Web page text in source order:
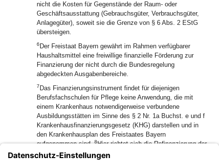
nicht die Kosten für Gegenstände der Raum‑ oder
Geschäftsausstattung (Gebrauchsgüter, Verbrauchsgüter,
Anlagegüter), soweit sie die Grenze von § 6 Abs. 2 EStG
übersteigen.
6 Der Freistaat Bayern gewährt im Rahmen verfügbarer
Haushaltsmittel eine freiwillige finanzielle Förderung zur
Finanzierung der nicht durch die Bundesregelung
abgedeckten Ausgabenbereiche.
7 Das Finanzierungsinstrument findet für diejenigen
Berufsfachschulen für Pflege keine Anwendung, die mit
einem Krankenhaus notwendigerweise verbundene
Ausbildungsstätten im Sinne des § 2 Nr. 1a Buchst. e und f
Krankenhausfinanzierungsgesetz (KHG) darstellen und in
den Krankenhausplan des Freistaates Bayern
aufgenommen sind.8Hier richtet sich die Refinanzierung der
nicht von der Pauschale zu den Ausbildungskosten der